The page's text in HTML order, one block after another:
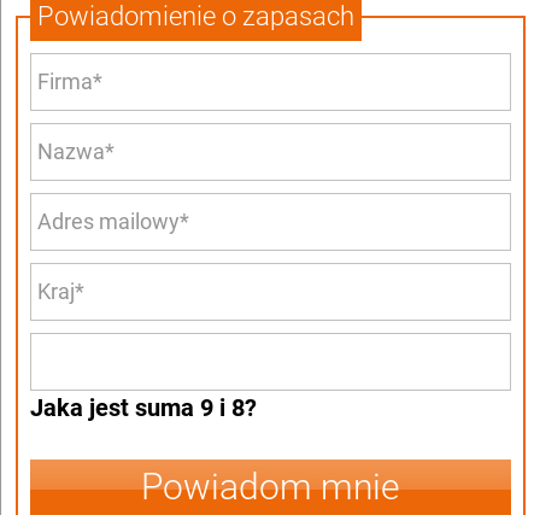
Powiadomienie o zapasach
Jaka jest suma 9 i 8?
Powiadom mnie